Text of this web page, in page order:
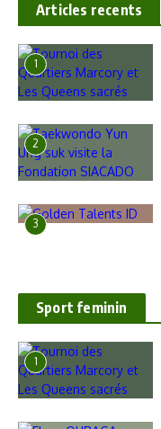
Articles recents
1
2
3
Sport feminin
1